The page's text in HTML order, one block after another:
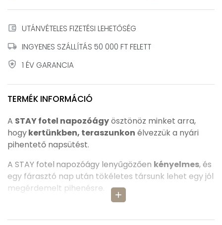
account_balance_wallet UTÁNVÉTELES FIZETÉSI LEHETŐSÉG
local_shipping INGYENES SZÁLLÍTÁS 50 000 FT FELETT
local_police 1 ÉV GARANCIA
TERMÉK INFORMÁCIÓ
add
A STAY fotel napozóágyösztönöz minket arra,
hogykertünkben, teraszunkon élvezzük a nyári
pihentető napsütést.
A STAY fotel napozóágy lenyűgözően kényelmes, és
egy fárasztó nap után tökéletes társunk lehet egy jól
megérdemelt pihenésre.
napozóágyat, így nem kell aggódnunk, hogy